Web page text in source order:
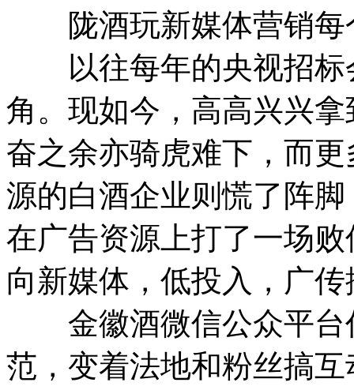
陇酒玩新媒体营销每
以往每年的央视招标
角。现如今，高高兴兴
奋之余亦骑虎难下，而
源的白酒企业则慌了阵
在广告资源上打了一场
向新媒体，低投入，广
金徽酒微信公众平台
范，变着法地和粉丝搞